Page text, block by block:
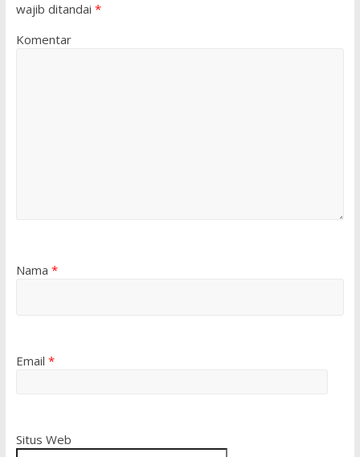
wajib ditandai *
Komentar
Nama *
Email *
Situs Web